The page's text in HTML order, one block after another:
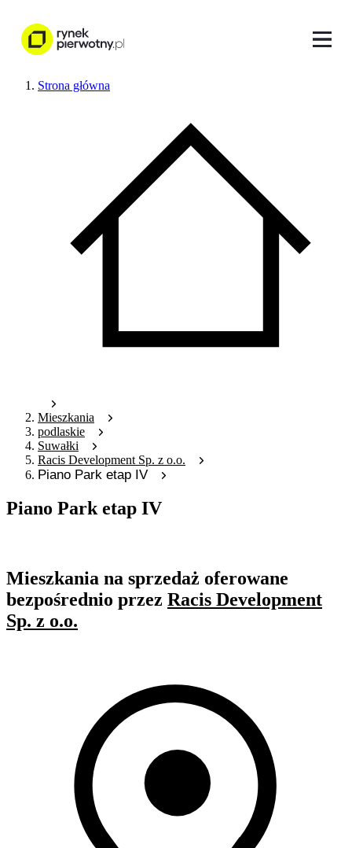
Strona główna
Mieszkania
podlaskie
Suwałki
Racis Development Sp. z o.o.
Piano Park etap IV
Piano Park etap IV
Mieszkania na sprzedaż oferowane
bezpośrednio przez Racis Development
Sp. z o.o.